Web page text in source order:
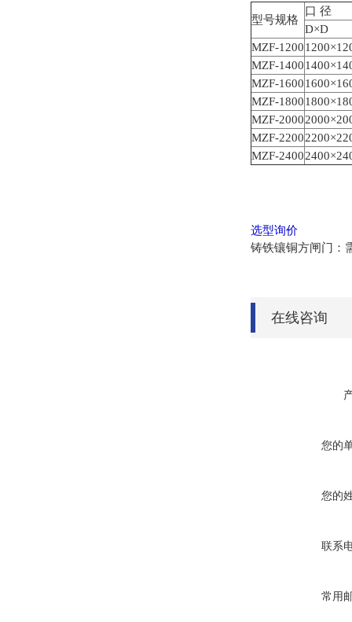
型号规格
口 径
D×D
MZF-1200
MZF-1400
MZF-1600
MZF-1800
MZF-2000
MZF-2200
MZF-2400
选型询价
铸铁镶铜方闸门：
在线咨询
您的
您的
联系
常用